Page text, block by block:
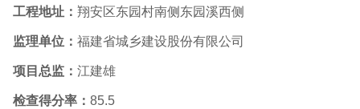
工程地址： 翔安区东园村南侧东园溪西侧
监理单位： 福建省城乡建设股份有限公司
项目总监： 江建雄
检查得分率： 85.5